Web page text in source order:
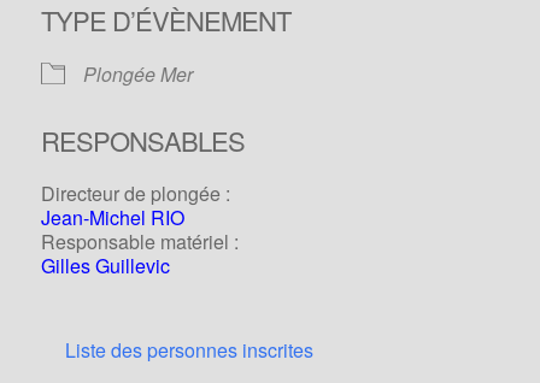
TYPE D’ÉVÈNEMENT
Plongée Mer
RESPONSABLES
Directeur de plongée :
Jean-Michel RIO
Responsable matériel :
Gilles Guillevic
Liste des personnes inscrites